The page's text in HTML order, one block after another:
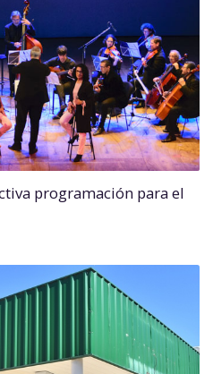
programación para el